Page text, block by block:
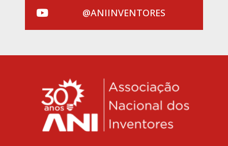
@ANIINVENTORES